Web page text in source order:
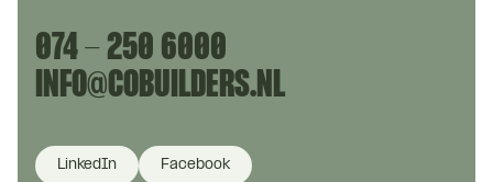
074 - 250 6000
INFO@COBUILDERS.NL
LinkedIn Facebook